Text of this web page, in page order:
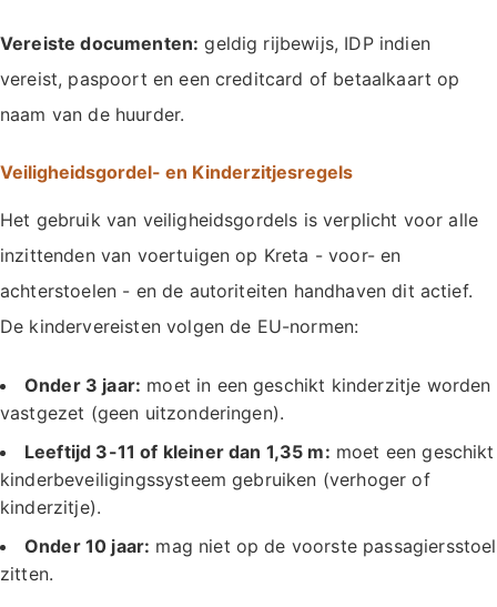
Vereiste documenten: geldig rijbewijs, IDP indien
vereist, paspoort en een creditcard of betaalkaart op
naam van de huurder.
Veiligheidsgordel- en Kinderzitjesregels
Het gebruik van veiligheidsgordels is verplicht voor alle
inzittenden van voertuigen op Kreta - voor- en
achterstoelen - en de autoriteiten handhaven dit actief.
De kindervereisten volgen de EU-normen:
Onder 3 jaar: moet in een geschikt kinderzitje worden
vastgezet (geen uitzonderingen).
Leeftijd 3-11 of kleiner dan 1,35 m: moet een geschikt
kinderbeveiligingssysteem gebruiken (verhoger of
kinderzitje).
Onder 10 jaar: mag niet op de voorste passagiersstoel
zitten.